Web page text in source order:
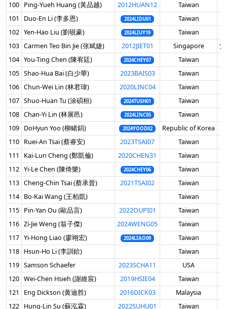
100 Ping-Yueh Huang (黃品越) 2012HUAN12 Taiwan
101
Duo-En Li (李多恩) 2024LIDU01 Taiwan
102 Yen-Hao Liu (劉硯豪) 2024LIUY19 Taiwan
103 Carmen Teo Bin Jie (张斌婕) 2012JIET01 Singapore
104 You-Ting Chen (陳宥廷) 2024CHEY07 Taiwan
105 Shao-Hua Bai (白少華) 2023BAIS03 Taiwan
106 Chun-Wei Lin (林君瑋) 2020LINC04 Taiwan
107 Shuo-Huan Tu (涂碩桓) 2024TUSH01 Taiwan
108 Chan-Yi Lin (林展邑) 2024LINC05 Taiwan
109 DoHyun Yoo (柳睹鋗) 2024YOOD02 Republic of Korea
110 Ruei-An Tsai (蔡睿安) 2023TSAI07 Taiwan
111
Kai-Lun Cheng (鄭凱倫) 2020CHEN31 Taiwan
112 Yi-Le Chen (陳倚樂) 2024CHEY06 Taiwan
113 Cheng-Chin Tsai (蔡承晉) 2021TSAI02 Taiwan
114 Bo-Kai Wang (王柏凱) Taiwan
115 Pin-Yan Ou (歐品言) 2022OUPI01 Taiwan
116 Zi-Jie Weng (翁子傑) 2024WENG05 Taiwan
117 Yi-Hong Liao (廖翊宏) 2024LIAO09 Taiwan
118 Hsun-Ho Li (李訓鉿) Taiwan
119 Samson Schaefer 2023SCHA11 USA
120 Wei-Chen Hsieh (謝維宸) 2019HSIE04 Taiwan
121
Eng Dickson (黄迪胜) 2016DICK03 Malaysia
122 Hung-Lin Su (蘇泓霖) 2022SUHU01 Taiwan